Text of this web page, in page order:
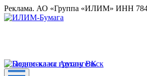
Реклама. АО «Группа «ИЛИМ» ИНН